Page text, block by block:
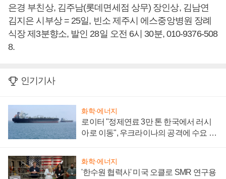
은경 부친상, 김주남(롯데면세점 상무) 장인상, 김남연
김지은 시부상 = 25일, 빈소 제주시 에스중앙병원 장례
식장 제3분향소, 발인 28일 오전 6시 30분, 010-9376-508
8.
인기기사
화학·에너지
로이터 "정제연료 3만 톤 한국에서 러시
아로 이동", 우크라이나의 공격에 수요 늘
화학·에너지
'한수원 협력사' 미국 오클로 SMR 연구용